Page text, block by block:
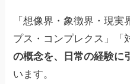
「想像界・象徴界・現
プス・コンプレクス」「
の概念を、日常の経験に
います。